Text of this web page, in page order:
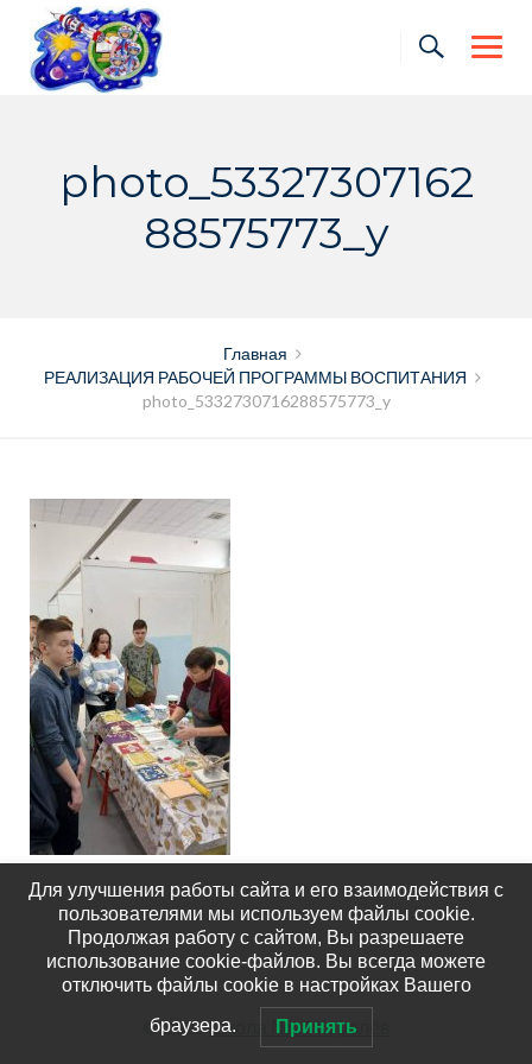
content
photo_53327307162
88575773_y
Главная
РЕАЛИЗАЦИЯ РАБОЧЕЙ ПРОГРАММЫ ВОСПИТАНИЯ
photo_5332730716288575773_y
© 2026Школа №15 Королёв
Для улучшения работы сайта и его взаимодействия с
пользователями мы используем файлы cookie.
Продолжая работу с сайтом, Вы разрешаете
использование cookie-файлов. Вы всегда можете
отключить файлы cookie в настройках Вашего
браузера. Принять